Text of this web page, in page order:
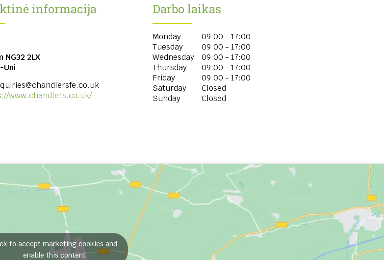
informacija
NG32 2LX
Uni
www.chandlers.co.uk/
Darbo laikas
Monday
09:00 - 17:00
Tuesday
09:00 - 17:00
Wednesday
09:00 - 17:00
Thursday
09:00 - 17:00
Friday
09:00 - 17:00
Saturday
Closed
Sunday
Closed
to accept marketing cookies and
enable this content